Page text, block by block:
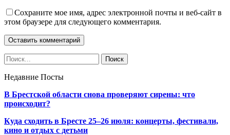
Сохраните мое имя, адрес электронной почты и веб-сайт в
этом браузере для следующего комментария.
Недавние Посты
В Брестской области снова проверяют сирены: что
происходит?
Куда сходить в Бресте 25–26 июля: концерты, фестивали,
кино и отдых с детьми